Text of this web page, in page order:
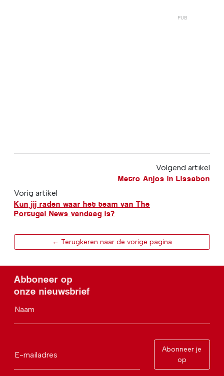
Volgend artikel
Metro Anjos in Lissabon
Vorig artikel
Kun jij raden waar het team van The
Portugal News vandaag is?
← Terugkeren naar de vorige pagina
Abboneer op
onze nieuwsbrief
Naam
E-mailadres
Abonneer je
op